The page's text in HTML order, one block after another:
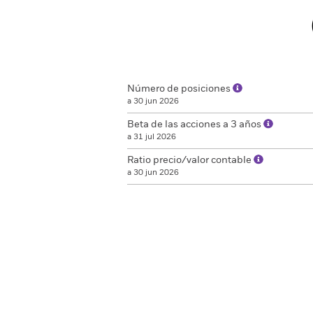
Número de posiciones
a 30 jun 2026
Beta de las acciones a 3 años
a 31 jul 2026
Ratio precio/valor contable
a 30 jun 2026